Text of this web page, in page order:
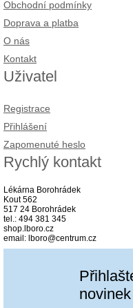
Obchodní podmínky
Doprava a platba
O nás
Kontakt
Uživatel
Registrace
Přihlášení
Zapomenuté heslo
Rychlý kontakt
Lékárna Borohrádek
Kout 562
517 24 Borohrádek
tel.: 494 381 345
shop.lboro.cz
email: lboro@centrum.cz
novinek